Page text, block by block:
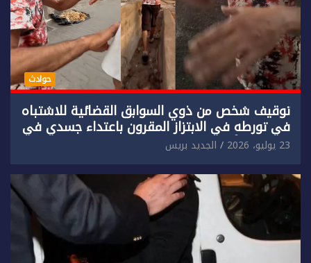
حوادث
توقيف شخص من ذوي السوابق القضائية للاشتباه
في تورطه في الابتزاز المقرون باعتداء جسدي في
حق سائح أجنبي.
23 يوليو، 2026 الجديد بريس